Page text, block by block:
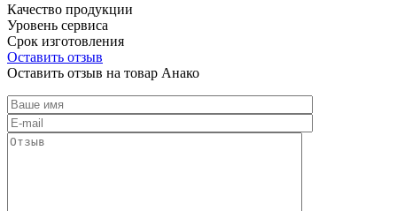
Качество продукции
Уровень сервиса
Срок изготовления
Оставить отзыв
Оставить отзыв на товар Анако